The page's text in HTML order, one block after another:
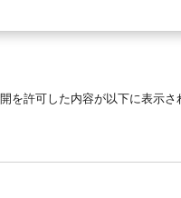
を許可した内容が以下に表示さ